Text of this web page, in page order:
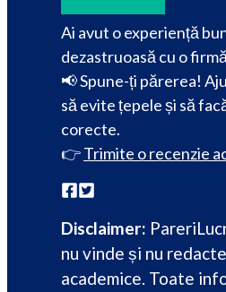
Ai avut o experiență
dezastruoasă cu o
📢 Spune-ți părerea!
să evite țepele și să
corecte.
👉Trimite o recenzie
Disclaimer:
nu vinde și nu
academice. Toate